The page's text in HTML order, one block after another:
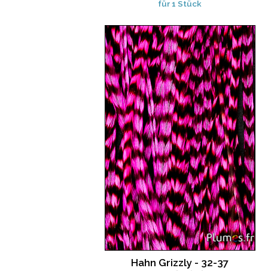
für 1 Stück
Hahn Grizzly - 32-37